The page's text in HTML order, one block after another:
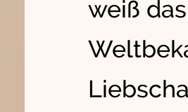
weiß